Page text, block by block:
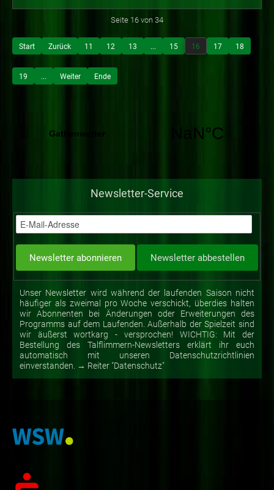
Seite 16 von 34
Start Zurück 11 12 13 ... 15 16 17 18
19 ... Weiter Ende
Newsletter-Service
Unser Newsletter wird während der laufenden Saison nicht
häufiger als zweimal pro Woche verschickt, überdies halten
wir Abonnenten bei Änderungen oder Erweiterungen des
Programms auf dem Laufenden. Außerhalb der Spielzeit sind
wir äußerst wortkarg - versprochen! WICHTIG: Mit der
Bestellung des Talflimmern-Newsletters erklärt ihr euch
automatisch mit unseren Datenschutzrichtlinien
einverstanden. → Reiter "Datenschutz"